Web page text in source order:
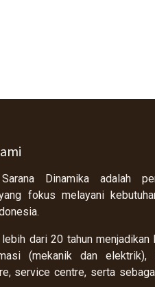
Dinamika adalah
fokus melayani
lebih dari 20 tahun
(mekanik dan elektrik),
service centre, serta